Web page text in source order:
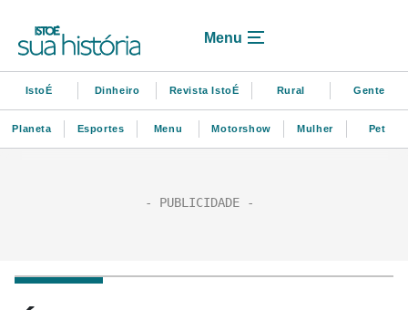
Menu
IstoÉ Dinheiro Revista IstoÉ Rural Gente
Planeta Esportes Menu Motorshow Mulher Pet